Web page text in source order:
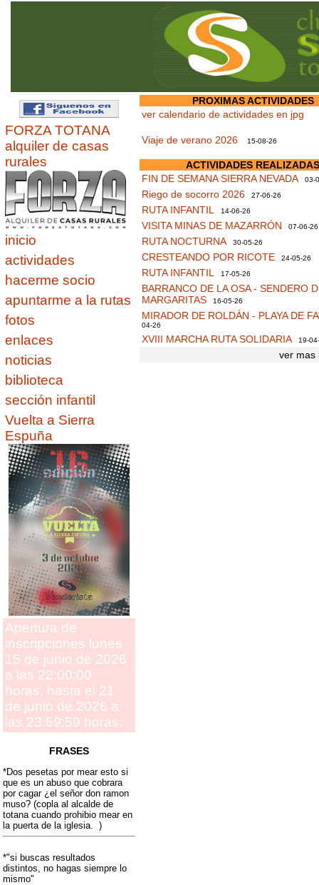
FORZA TOTANA
alquiler de casas
rurales
inicio
actividades
hacerme socio
apuntarme a la rutas
fotos
enlaces
noticias
biblioteca
sección infantil
Vuelta a Sierra
Espuña
Apertura de
inscripciones lunes
15 de junio de 2026
a las 22:00:00
horas, hasta el 21
de junio de 2026 a
las 23:59:59 horas.
FRASES
*Dos pesetas por mear esto si
que es un abuso que cobrara
por cagar ¿el señor don ramon
muso? (copla al alcalde de
totana cuando prohibio mear en
la puerta de la iglesia. )
*"si buscas resultados
distintos, no hagas siempre lo
mismo"
PROXIMAS ACTIVIDADES
ver calendario de actividades en jpg
Viaje de verano 2026 15-08-26
ACTIVIDADES REALIZADAS
FIN DE SEMANA SIERRA NEVADA 03-
Riego de socorro 2026 27-06-26
RUTA INFANTIL 14-06-26
VISITA MINAS DE MAZARRÓN 07-06-26
RUTA NOCTURNA 30-05-26
CRESTEANDO POR RICOTE 24-05-26
RUTA INFANTIL 17-05-26
BARRANCO DE LA OSA - SENDERO
MARGARITAS 16-05-26
MIRADOR DE ROLDÁN - PLAYA DE
04-26
XVIII MARCHA RUTA SOLIDARIA 19-
ver mas